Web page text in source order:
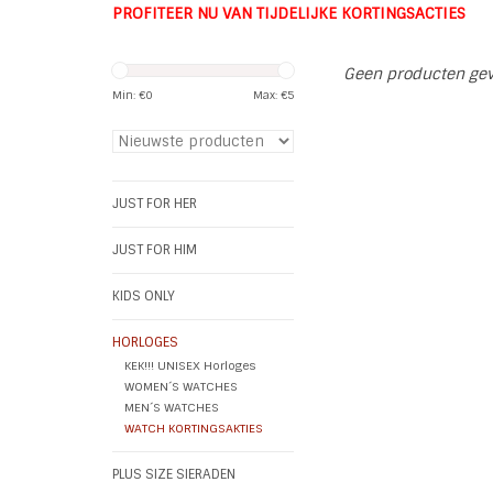
PROFITEER NU VAN TIJDELIJKE KORTINGSACTIES
Min: €0 Max: €5
JUST FOR HER
JUST FOR HIM
KIDS ONLY
HORLOGES
KEK!!! UNISEX Horloges
WOMEN´S WATCHES
MEN´S WATCHES
WATCH KORTINGSAKTIES
PLUS SIZE SIERADEN
Geen producten